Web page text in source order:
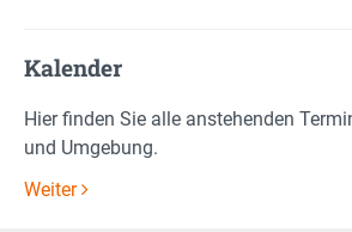
Kalender
Hier finden Sie alle anstehenden
und Umgebung.
Weiter